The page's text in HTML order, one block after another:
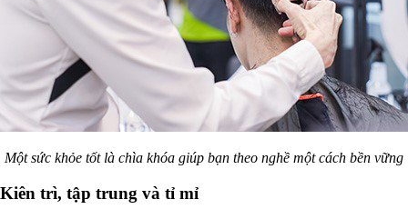
Một sức khỏe tốt là chìa khóa giúp bạn theo nghề một cách bền vững
Kiên trì, tập trung và tỉ mỉ